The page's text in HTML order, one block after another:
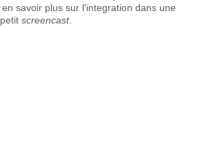
savoir plus sur l'integration dans une
screencast.